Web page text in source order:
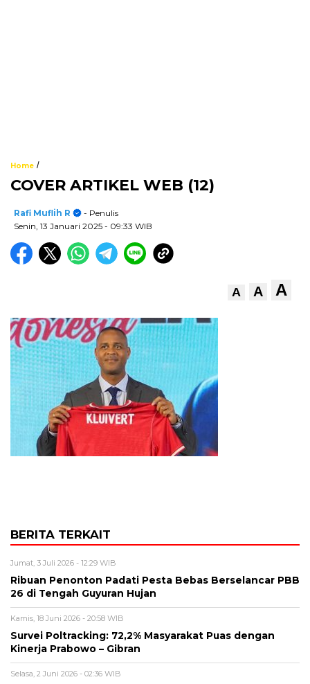
Home /
COVER ARTIKEL WEB (12)
Rafi Muflih R
- Penulis
Senin, 13 Januari 2025 - 09:33 WIB
A A A
BERITA TERKAIT
Jumat, 3 Juli 2026 - 12:29 WIB
Ribuan Penonton Padati Pesta Bebas Berselancar PBB
26 di Tengah Guyuran Hujan
Kamis, 18 Juni 2026 - 20:58 WIB
Survei Poltracking: 72,2% Masyarakat Puas dengan
Kinerja Prabowo – Gibran
Selasa, 2 Juni 2026 - 02:36 WIB